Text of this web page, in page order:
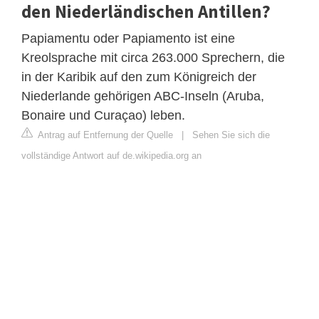
den Niederländischen Antillen?
Papiamentu oder Papiamento ist eine
Kreolsprache mit circa 263.000 Sprechern, die
in der Karibik auf den zum Königreich der
Niederlande gehörigen ABC-Inseln (Aruba,
Bonaire und Curaçao) leben.
Antrag auf Entfernung der Quelle | Sehen Sie sich die
vollständige Antwort auf de.wikipedia.org an